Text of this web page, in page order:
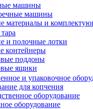
машины
машины
материалы и
и полочные лотки
контейнеры
поддоны
ящики
и упаковочное
для копчения
оборудование
оборудование